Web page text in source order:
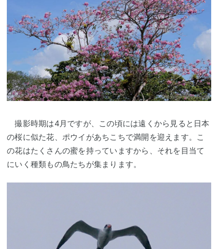
撮影時期は4月ですが、この頃には遠くから見ると日本
の桜に似た花、ポウイがあちこちで満開を迎えます。こ
の花はたくさんの蜜を持っていますから、それを目当て
にいく種類もの鳥たちが集まります。